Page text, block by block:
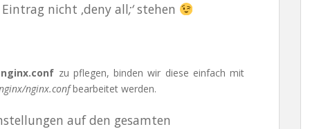
nicht ‚deny all;‘stehen
nginx.conf zu pflegen, binden wir diese einfach mit
nginx.confbearbeitet werden.
auf den gesamten